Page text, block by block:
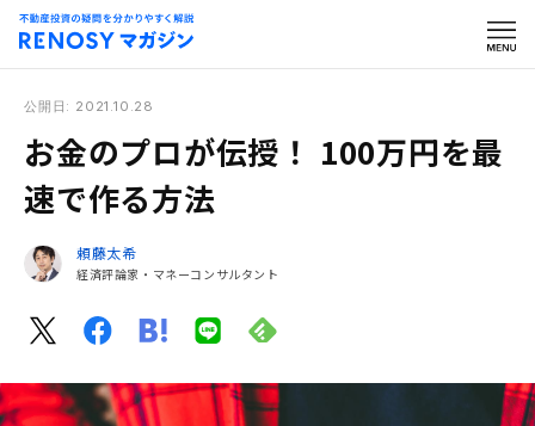
公開日: 2021.10.28
お金のプロが伝授！ 100万円を最
速で作る方法
頼藤太希
経済評論家・マネーコンサルタント